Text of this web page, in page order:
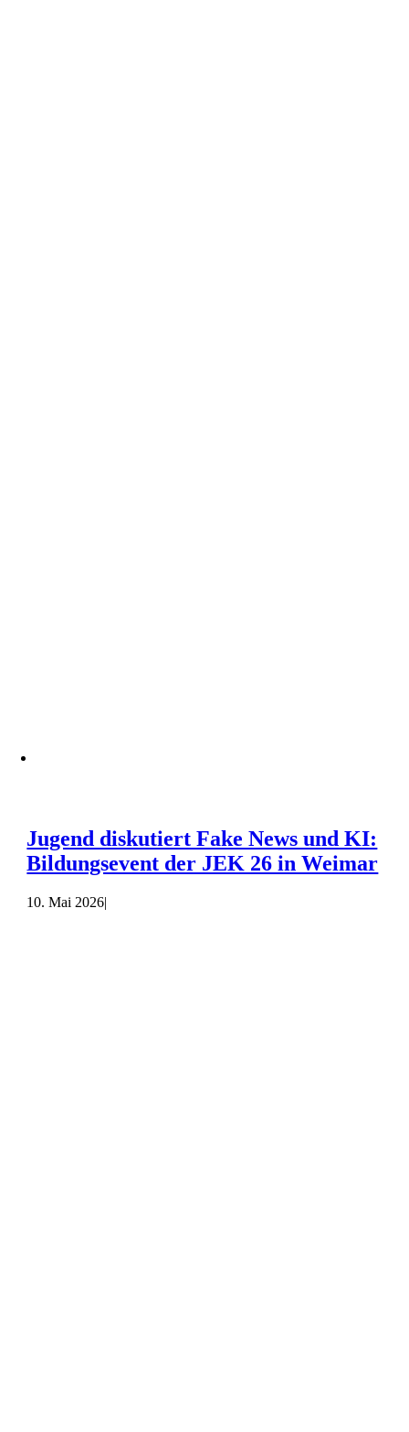
Jugend diskutiert Fake News und KI:
Bildungsevent der JEK 26 in Weimar
10. Mai 2026|